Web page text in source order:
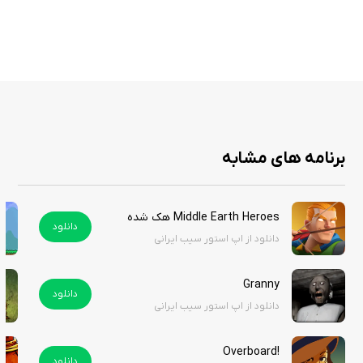
برنامه های مشابه
Middle Earth Heroes هک شده
دانلود از اپ استور سیب ایرانی
دانلود
Granny
دانلود از اپ استور سیب ایرانی
دانلود
!Overboard